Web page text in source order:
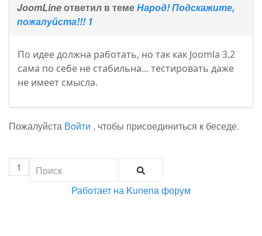
JoomLineответил в темеНарод! Подскажите,
пожалуйста!!! 1
По идее должна работать, но так как Joomla 3.2
сама по себе не стабильна... тестировать даже
не имеет смысла.
Пожалуйста Войти , чтобы присоединиться к беседе.
1
Работает на Kunena форум